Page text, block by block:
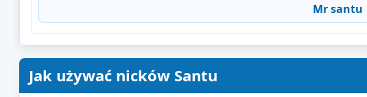
Mr santu
Jak używać nicków Santu